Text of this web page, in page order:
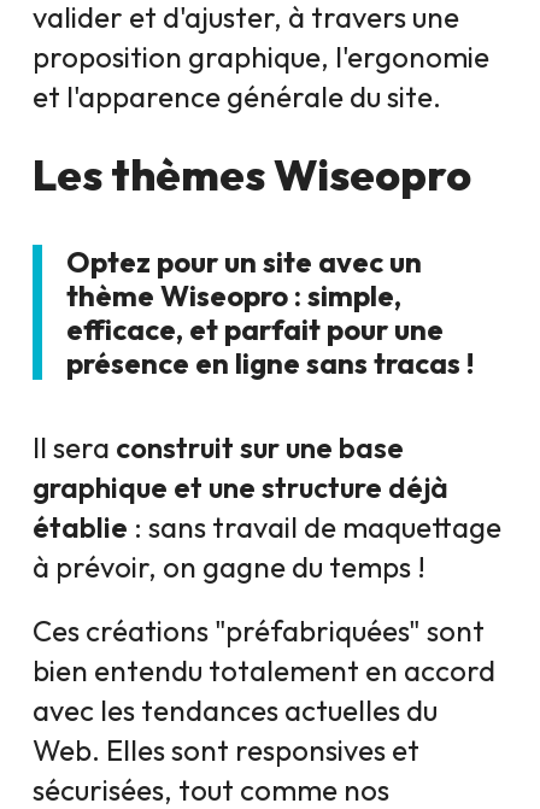
valider et d'ajuster, à travers une
proposition graphique, l'ergonomie
et l'apparence générale du site.
Les thèmes Wiseopro
Optez pour un site avec un
thème Wiseopro : simple,
efficace, et parfait pour une
présence en ligne sans tracas !
Il sera construit sur une base
graphique et une structure déjà
établie : sans travail de maquettage
à prévoir, on gagne du temps !
Ces créations "préfabriquées" sont
bien entendu totalement en accord
avec les tendances actuelles du
Web. Elles sont responsives et
sécurisées, tout comme nos